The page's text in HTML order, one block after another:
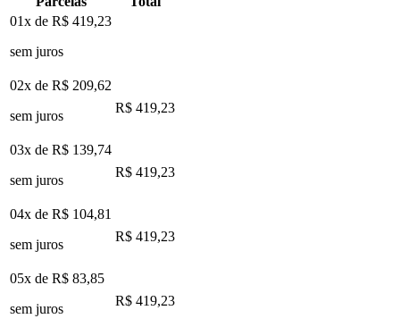
01x de R$ 419,23
sem juros
02x de R$ 209,62
sem juros
R$ 419,23
03x de R$ 139,74
sem juros
R$ 419,23
04x de R$ 104,81
sem juros
R$ 419,23
05x de R$ 83,85
sem juros
R$ 419,23